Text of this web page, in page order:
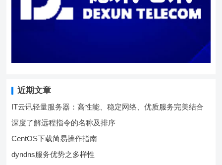
近期文章
IT云讯轻量服务器：高性能、稳定网络、优质服务完美结合
深度了解远程指令的名称及排序
CentOS下载简易操作指南
dyndns服务优势之多样性